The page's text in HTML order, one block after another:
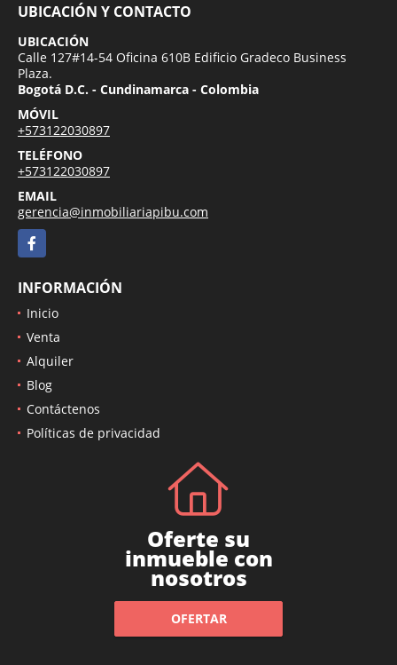
UBICACIÓN Y CONTACTO
UBICACIÓN
Calle 127#14-54 Oficina 610B Edificio Gradeco Business
Plaza.
Bogotá D.C. - Cundinamarca - Colombia
MÓVIL
+573122030897
TELÉFONO
+573122030897
EMAIL
gerencia@inmobiliariapibu.com
Facebook
INFORMACIÓN
Inicio
Venta
Alquiler
Blog
Contáctenos
Políticas de privacidad
Oferte su
inmueble con
nosotros
OFERTAR